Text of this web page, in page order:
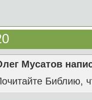
Мусатов
Библию,